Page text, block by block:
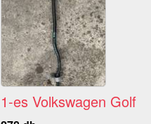
1-es Volkswagen Golf